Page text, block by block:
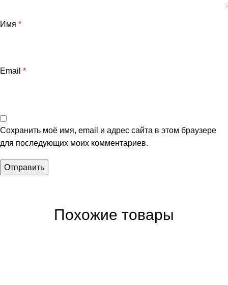
Имя *
Email *
Сохранить моё имя, email и адрес сайта в этом браузере
для последующих моих комментариев.
Похожие товары